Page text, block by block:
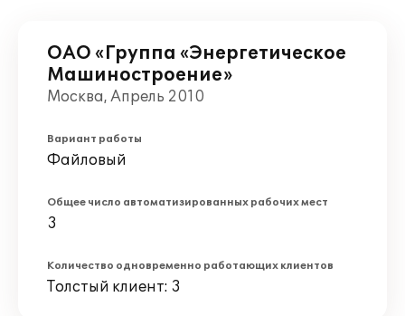
ОАО «Группа «Энергетическое
Машиностроение»
Москва, Апрель 2010
Вариант работы
Файловый
Общее число автоматизированных рабочих мест
3
Количество одновременно работающих клиентов
Толстый клиент: 3